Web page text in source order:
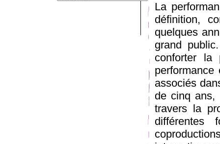
La
définition,
quelques
grand
conforter la
associés
de cinq ans,
travers la
différentes